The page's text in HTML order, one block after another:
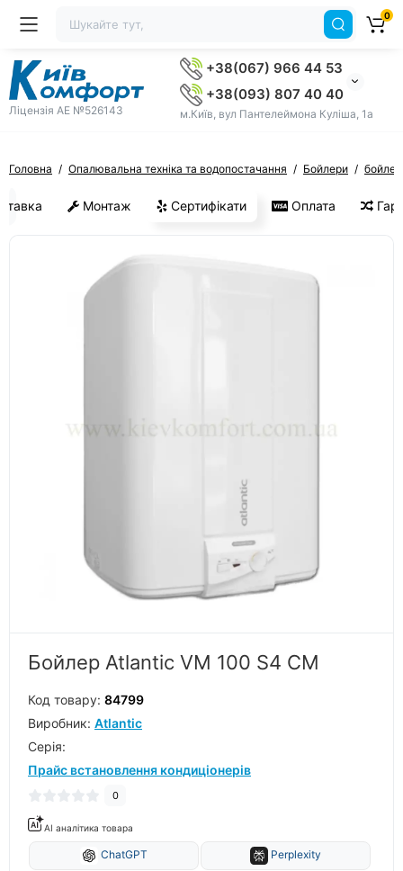
Ліцензія AE №526143
+38(067) 966 44 53
+38(093) 807 40 40
м.Київ, вул Пантелеймона Куліша, 1а
0
Головна Опалювальна техніка та водопостачання Бойлери
Монтаж Сертифікати Оплата
Бойлер Atlantic VM 100 S4 CM
Код товару: 84799
Виробник: Atlantic
Серiя:
Прайс встановлення кондиціонерів
0
AI аналітика товара
ChatGPT Perplexity